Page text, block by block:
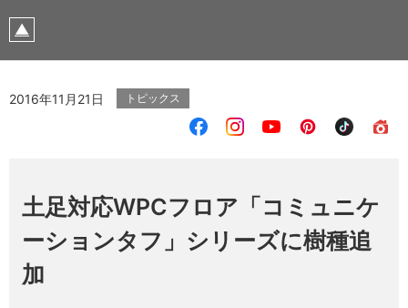
2016年11月21日 トピックス
土足対応WPCフロア「コミュニケ
ーションタフ」シリーズに樹種追
加